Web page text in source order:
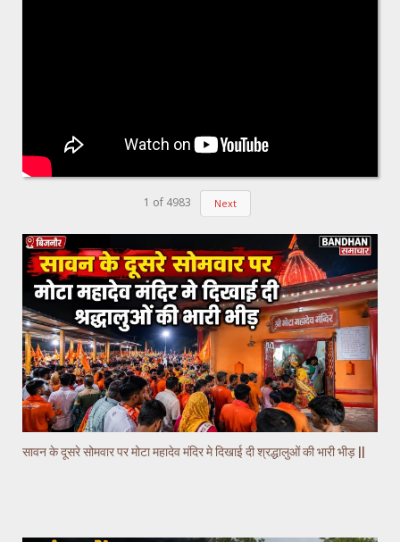
1 of 4983 Next
सावन के दूसरे सोमवार पर मोटा महादेव मंदिर मे दिखाई दी श्रद्धालुओं की भारी भीड़ ||